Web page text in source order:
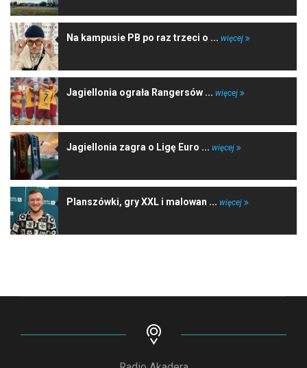
Na kampusie PB po raz trzeci o ... więcej
Jagiellonia ograła Rangersów ... więcej
Jagiellonia zagra o Ligę Euro ... więcej
Planszówki, gry XXL i malowan ... więcej